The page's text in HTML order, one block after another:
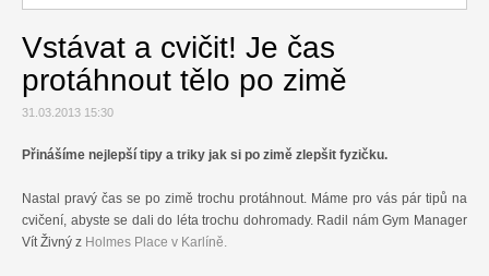
Vstávat a cvičit! Je čas
protáhnout tělo po zimě
31.03.2013 15:30
Přinášíme nejlepší tipy a triky jak si po zimě zlepšit fyzičku.
Nastal pravý čas se po zimě trochu protáhnout. Máme pro vás pár tipů na
cvičení, abyste se dali do léta trochu dohromady. Radil nám Gym Manager
Vít Živný z Holmes Place v Karlíně.